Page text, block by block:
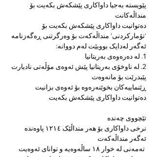
پێویستە بەجیا داواکاری پێشکەش بکەیت بۆ
منداڵەکانت
دەتوانیت داواکاری پێشکەش بکەیت بۆ
‘تۆمارکردنی’ منداڵەکەت بۆ وەرگرتنی ڕەگەزنامە
ئەگەر لەدایک بووبێت لەم دووانە:
1. لە دەرەوەی بەریتانیا
2. لە ناوخۆی بەریتانیا پێش ئەوەی مۆڵەتی نادیارت
پێبدرێت بۆ مانەوەت
ڕێنماییەکان بخوێنەرەوە بۆ ئەوەی بزانیت
دەتوانیت داواکاری پێشکەش بکەیت
تێچووی چەندە
نرخی داواکاری بۆ هەر منداڵێک ١٢١٤ پاوەندە
ئەگەر منداڵەکەت
تەمەنی لە خوار ١٨ ساڵەوەیە و توانای ئەوەیت